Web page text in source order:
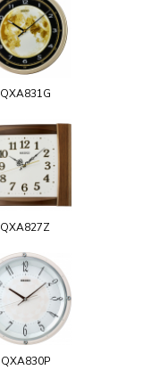
QXA831G
QXA827Z
QXA830P